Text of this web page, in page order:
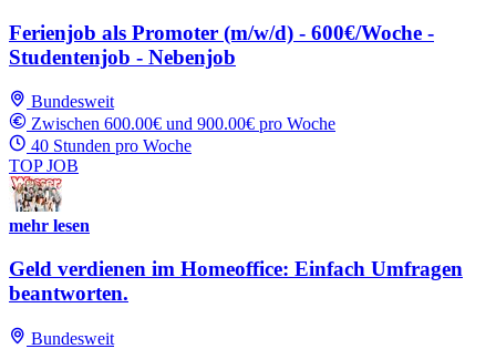
Ferienjob als Promoter (m/w/d) - 600€/Woche -
Studentenjob - Nebenjob
Bundesweit
Zwischen 600.00€ und 900.00€ pro Woche
40 Stunden pro Woche
TOP JOB
mehr lesen
Geld verdienen im Homeoffice: Einfach Umfragen
beantworten.
Bundesweit